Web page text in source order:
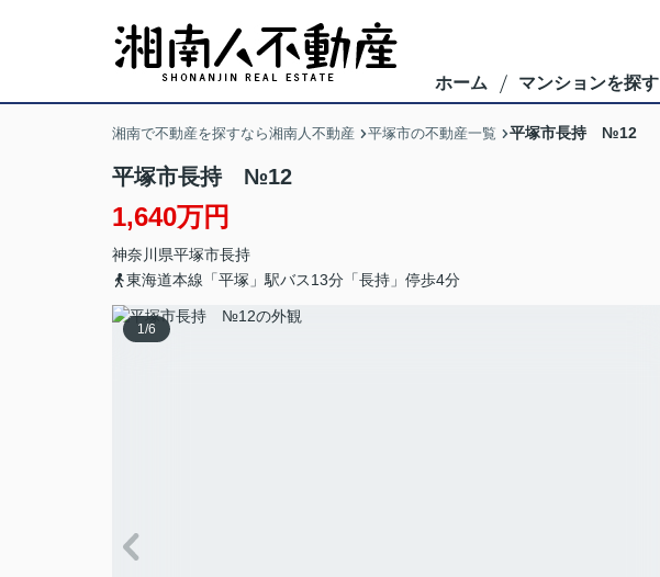
ホーム マンションを探す
湘南で不動産を探すなら湘南人不動産 平塚市の不動産一覧 平塚市長持 №12
平塚市長持 №12
1,640万円
神奈川県平塚市長持
東海道本線「平塚」駅バス13分「長持」停歩4分
1/6